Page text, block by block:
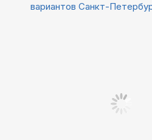
вариантов Санкт-